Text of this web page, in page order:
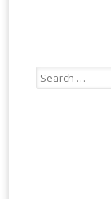
Search
for: